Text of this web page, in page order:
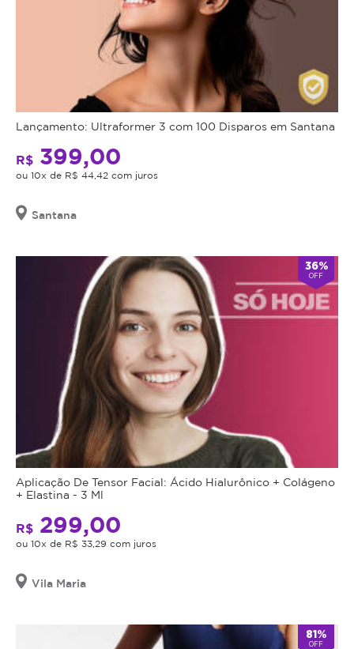
Lançamento: Ultraformer 3 com 100 Disparos em Santana
R$ 399,00
ou 10x de R$ 44,42 com juros
Santana
36%
OFF
Aplicação De Tensor Facial: Ácido Hialurônico + Colágeno
+ Elastina - 3 Ml
R$ 299,00
ou 10x de R$ 33,29 com juros
Vila Maria
81%
OFF